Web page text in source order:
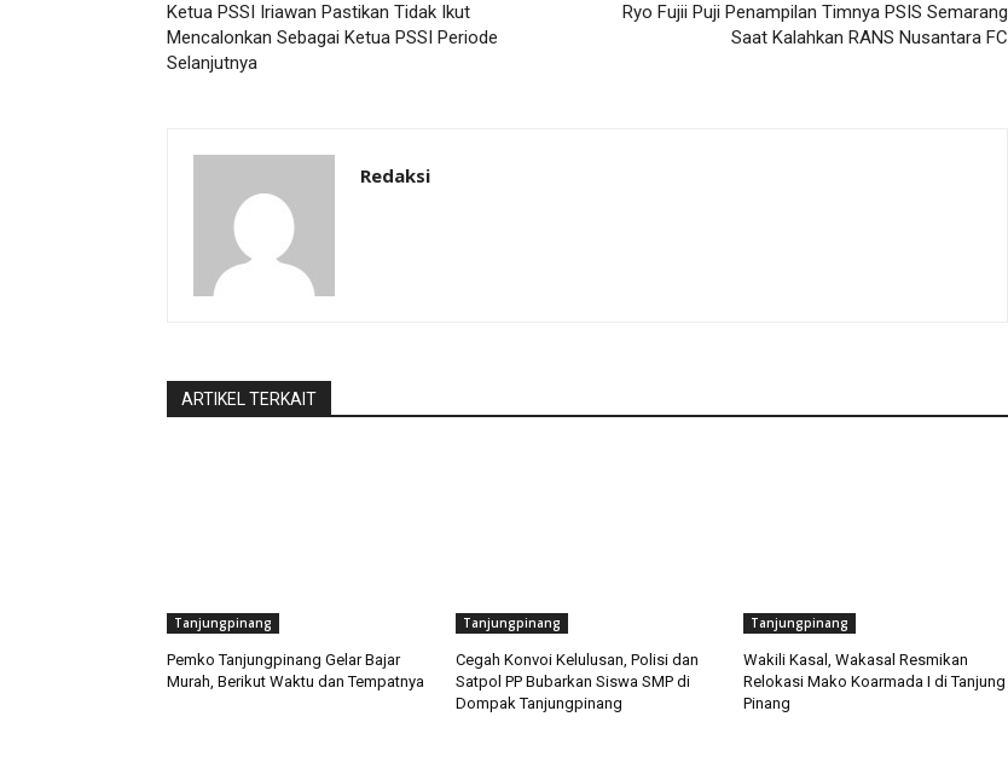
Ketua PSSI Iriawan Pastikan Tidak Ikut
Mencalonkan Sebagai Ketua PSSI Periode
Selanjutnya
Ryo Fujii Puji Penampilan Timnya PSIS Semarang
Saat Kalahkan RANS Nusantara FC
Redaksi
ARTIKEL TERKAIT
Tanjungpinang
Pemko Tanjungpinang Gelar Bajar
Murah, Berikut Waktu dan Tempatnya
Tanjungpinang
Cegah Konvoi Kelulusan, Polisi dan
Satpol PP Bubarkan Siswa SMP di
Dompak Tanjungpinang
Tanjungpinang
Wakili Kasal, Wakasal Resmikan
Relokasi Mako Koarmada I di Tanjung
Pinang